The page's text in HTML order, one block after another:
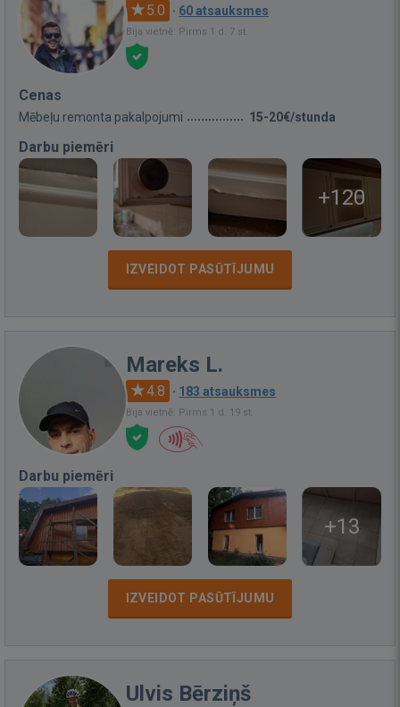
5.0 · 60 atsauksmes
Bija vietnē: Pirms 1 d. 7 st.
Cenas
Mēbeļu remonta pakalpojumi 15-20€/stunda
Darbu piemēri
+120
IZVEIDOT PASŪTĪJUMU
Mareks L.
4.8 · 183 atsauksmes
Bija vietnē: Pirms 1 d. 19 st.
Darbu piemēri
+13
IZVEIDOT PASŪTĪJUMU
Ulvis Bērziņš